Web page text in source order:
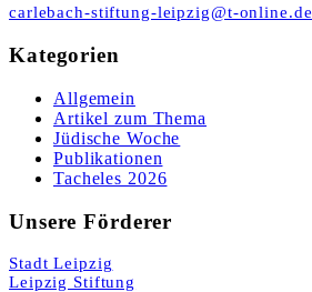
carlebach-stiftung-leipzig@t-online.de
Kategorien
Allgemein
Artikel zum Thema
Jüdische Woche
Publikationen
Tacheles 2026
Unsere Förderer
Stadt Leipzig
Leipzig Stiftung